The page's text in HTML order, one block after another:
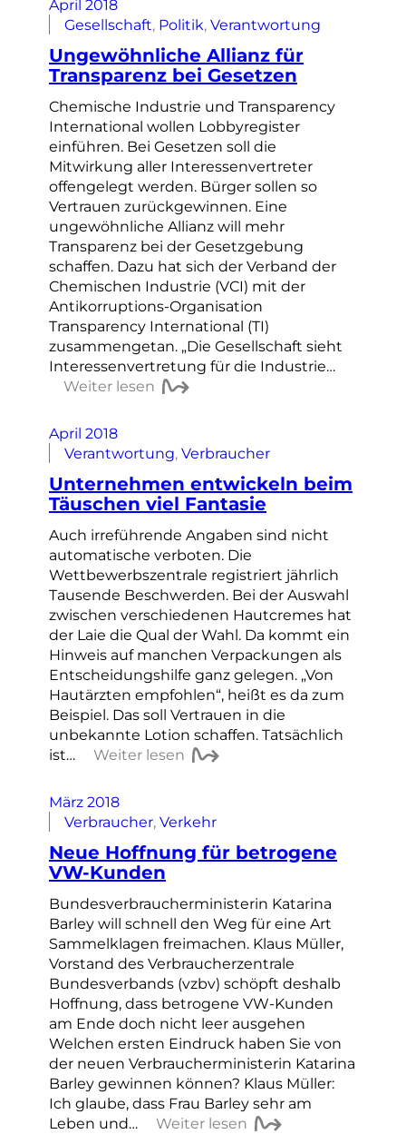
April 2018
Gesellschaft, Politik, Verantwortung
Ungewöhnliche Allianz für
Transparenz bei Gesetzen
Chemische Industrie und Transparency
International wollen Lobbyregister
einführen. Bei Gesetzen soll die
Mitwirkung aller Interessenvertreter
offengelegt werden. Bürger sollen so
Vertrauen zurückgewinnen. Eine
ungewöhnliche Allianz will mehr
Transparenz bei der Gesetzgebung
schaffen. Dazu hat sich der Verband der
Chemischen Industrie (VCI) mit der
Antikorruptions-Organisation
Transparency International (TI)
zusammengetan. „Die Gesellschaft sieht
Interessenvertretung für die Industrie…
Weiter lesen
April 2018
Verantwortung, Verbraucher
Unternehmen entwickeln beim
Täuschen viel Fantasie
Auch irreführende Angaben sind nicht
automatische verboten. Die
Wettbewerbszentrale registriert jährlich
Tausende Beschwerden. Bei der Auswahl
zwischen verschiedenen Hautcremes hat
der Laie die Qual der Wahl. Da kommt ein
Hinweis auf manchen Verpackungen als
Entscheidungshilfe ganz gelegen. „Von
Hautärzten empfohlen“, heißt es da zum
Beispiel. Das soll Vertrauen in die
unbekannte Lotion schaffen. Tatsächlich
ist…
Weiter lesen
März 2018
Verbraucher, Verkehr
Neue Hoffnung für betrogene
VW-Kunden
Bundesverbraucherministerin Katarina
Barley will schnell den Weg für eine Art
Sammelklagen freimachen. Klaus Müller,
Vorstand des Verbraucherzentrale
Bundesverbands (vzbv) schöpft deshalb
Hoffnung, dass betrogene VW-Kunden
am Ende doch nicht leer ausgehen
Welchen ersten Eindruck haben Sie von
der neuen Verbraucherministerin Katarina
Barley gewinnen können? Klaus Müller:
Ich glaube, dass Frau Barley sehr am
Leben und…
Weiter lesen